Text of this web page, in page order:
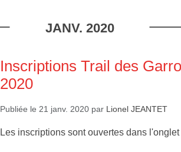
JANV. 2020
Inscriptions Trail des
2020
Publiée le 21 janv. 2020 par Lionel JEANTET
Les inscriptions sont ouvertes dans